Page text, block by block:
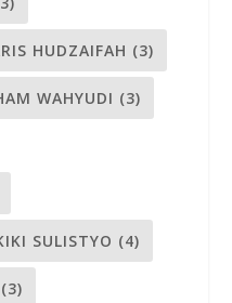
HUDZAIFAH (3)
WAHYUDI (3)
SULISTYO (4)
(3)